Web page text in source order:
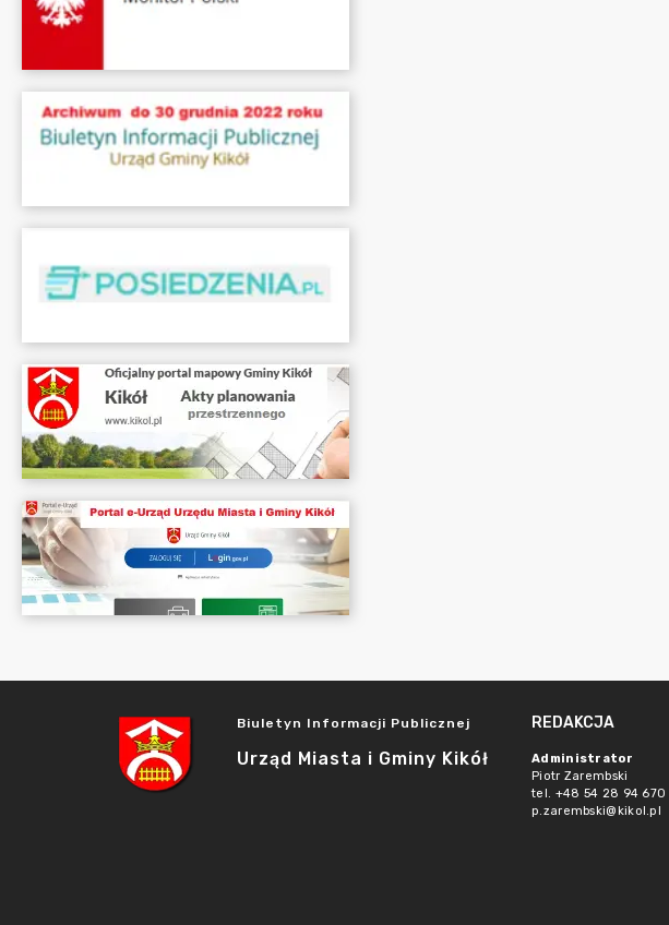
Biuletyn Informacji Publicznej
Urząd Miasta i Gminy Kikół
REDAKCJA
Administrator
Piotr Zarembski
tel. +48 54 28 94 670
p.zarembski@kikol.pl